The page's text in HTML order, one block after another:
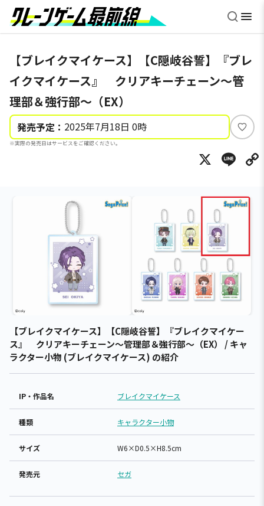
【ブレイクマイケース】【C隠岐谷誓】『ブレ
イクマイケース』 クリアキーチェーン～管
理部＆強行部～（EX）
発売予定： 2025年7月18日 0時
※実際の発売日はサービスをご確認ください。
い
ね
X
【ブレイクマイケース】【C隠岐谷誓】『ブレイクマイケー
ス』 クリアキーチェーン～管理部＆強行部～（EX） / キャ
ラクター小物 (ブレイクマイケース) の紹介
IP・作品名 ブレイクマイケース
種類 キャラクター小物
サイズ W6×D0.5×H8.5cm
発売元 セガ